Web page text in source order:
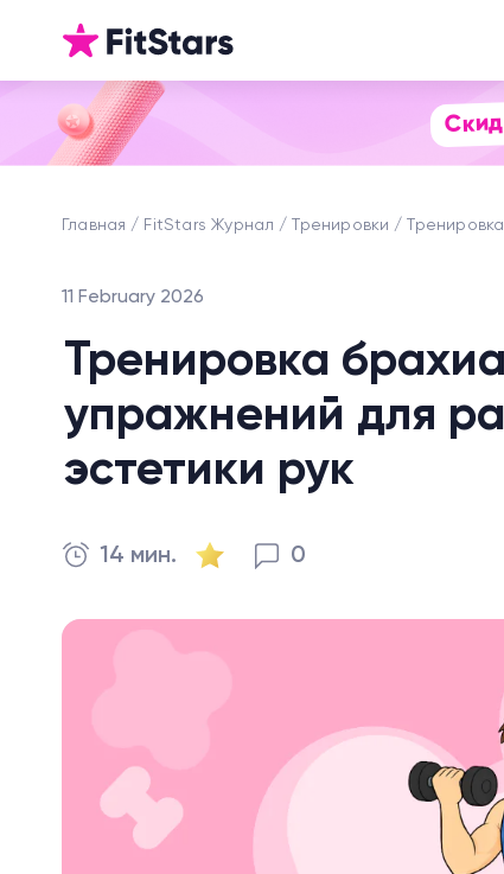
Главная FitStars Журнал Тренировки
11 February 2026
Тренировка
упражнений для
эстетики рук
14 мин. 0